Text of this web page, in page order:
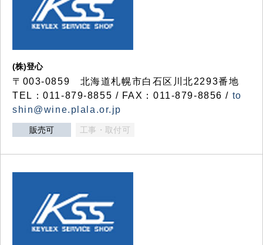
(株)登心
〒003-0859 北海道札幌市白石区川北2293番地
TEL：011-879-8855 / FAX：011-879-8856 / to
shin@wine.plala.or.jp
販売可 工事・取付可